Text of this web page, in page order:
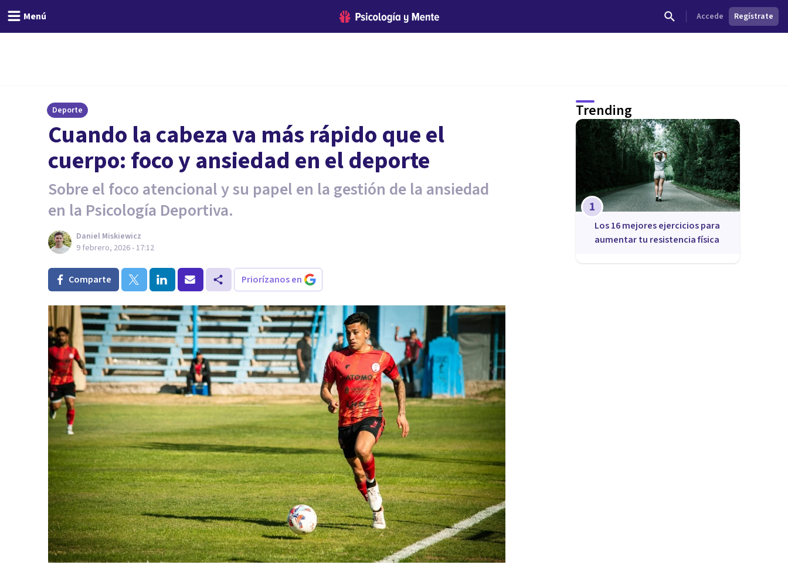
Menú Accede Regístrate
Deporte
Cuando la cabeza va más rápido que el
cuerpo: foco y ansiedad en el deporte
Sobre el foco atencional y su papel en la gestión de la ansiedad
en la Psicología Deportiva.
Daniel Miskiewicz
9 febrero, 2026 - 17:12
Comparte Priorízanos en
Trending
1
Los 16 mejores ejercicios para
aumentar tu resistencia física